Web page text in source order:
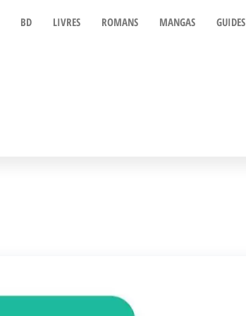
BD LIVRES ROMANS MANGAS GUIDES